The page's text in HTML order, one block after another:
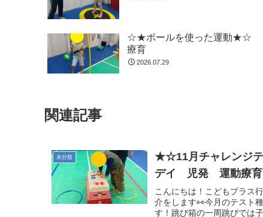
☆★ボールを使った運動★☆
療育
2026.07.29
関連記事
未分類
★☆11月チャレンジ
デイ 児発 運動療育
こんにちは！こどもプラス
介をします👀今月のテスト
す！跳び箱の一周跳びでは